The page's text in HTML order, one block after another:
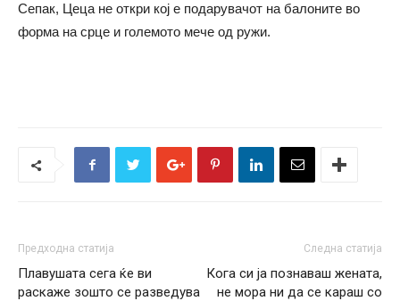
Сепак, Цеца не откри кој е подарувачот на балоните во
форма на срце и големото мече од ружи.
Предходна статија
Плавушата сега ќе ви
раскаже зошто се разведува
Следна статија
Кога си ја познаваш жената,
не мора ни да се караш со